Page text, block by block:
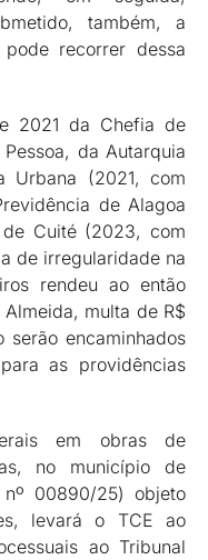
também, a
recorrer dessa
2021 da Chefia de
da Autarquia
Urbana (2021, com
de Alagoa
Cuité (2023, com
de irregularidade na
rendeu ao então
multa de R$
encaminhados
as providências
em obras de
no município de
nº 00890/25) objeto
levará o TCE ao
ao Tribunal